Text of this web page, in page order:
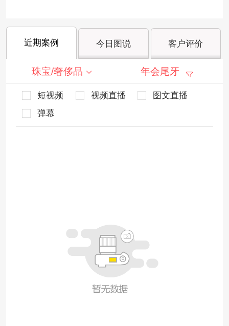
近期案例 今日图说 客户评价
珠宝/奢侈品 年会尾牙
短视频 视频直播
图文直播
弹幕